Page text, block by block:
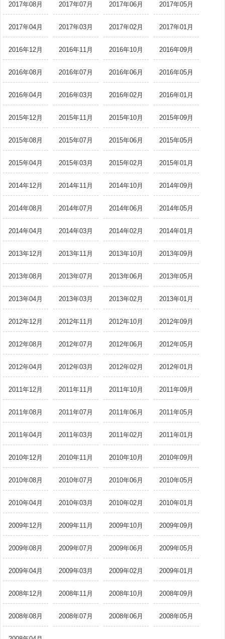
2017年08月 2017年07月 2017年06月 2017年05月
2017年04月 2017年03月 2017年02月 2017年01月
2016年12月 2016年11月 2016年10月 2016年09月
2016年08月 2016年07月 2016年06月 2016年05月
2016年04月 2016年03月 2016年02月 2016年01月
2015年12月 2015年11月 2015年10月 2015年09月
2015年08月 2015年07月 2015年06月 2015年05月
2015年04月 2015年03月 2015年02月 2015年01月
2014年12月 2014年11月 2014年10月 2014年09月
2014年08月 2014年07月 2014年06月 2014年05月
2014年04月 2014年03月 2014年02月 2014年01月
2013年12月 2013年11月 2013年10月 2013年09月
2013年08月 2013年07月 2013年06月 2013年05月
2013年04月 2013年03月 2013年02月 2013年01月
2012年12月 2012年11月 2012年10月 2012年09月
2012年08月 2012年07月 2012年06月 2012年05月
2012年04月 2012年03月 2012年02月 2012年01月
2011年12月 2011年11月 2011年10月 2011年09月
2011年08月 2011年07月 2011年06月 2011年05月
2011年04月 2011年03月 2011年02月 2011年01月
2010年12月 2010年11月 2010年10月 2010年09月
2010年08月 2010年07月 2010年06月 2010年05月
2010年04月 2010年03月 2010年02月 2010年01月
2009年12月 2009年11月 2009年10月 2009年09月
2009年08月 2009年07月 2009年06月 2009年05月
2009年04月 2009年03月 2009年02月 2009年01月
2008年12月 2008年11月 2008年10月 2008年09月
2008年08月 2008年07月 2008年06月 2008年05月